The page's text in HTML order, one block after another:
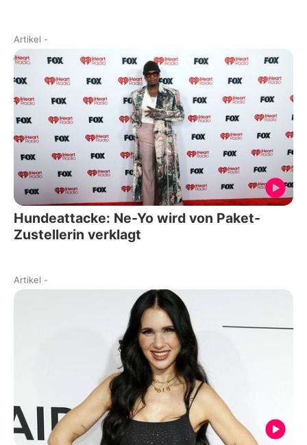
Artikel -
Hundeattacke: Ne-Yo wird von Paket-
Zustellerin verklagt
Artikel -